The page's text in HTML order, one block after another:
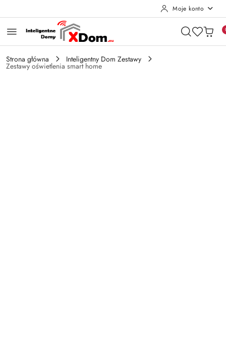
Moje konto
Strona główna Inteligentny Dom Zestawy
Zestawy oświetlenia smart home